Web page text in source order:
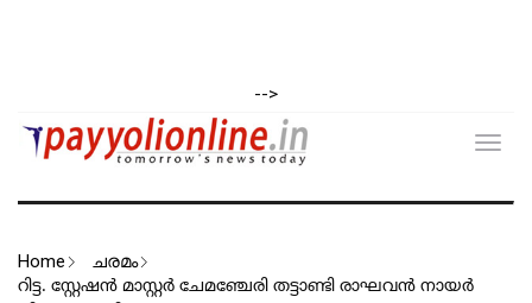
-->
Home ചരമം
റിട്ട. സ്റ്റേഷൻ മാസ്റ്റർ ചേമഞ്ചേരി തട്ടാണ്ടി രാഘവൻ നായർ